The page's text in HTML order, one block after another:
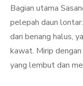
Bagian utama
pelepah daun
dari benang halus,
kawat. Mirip dengan
yang lembut dan